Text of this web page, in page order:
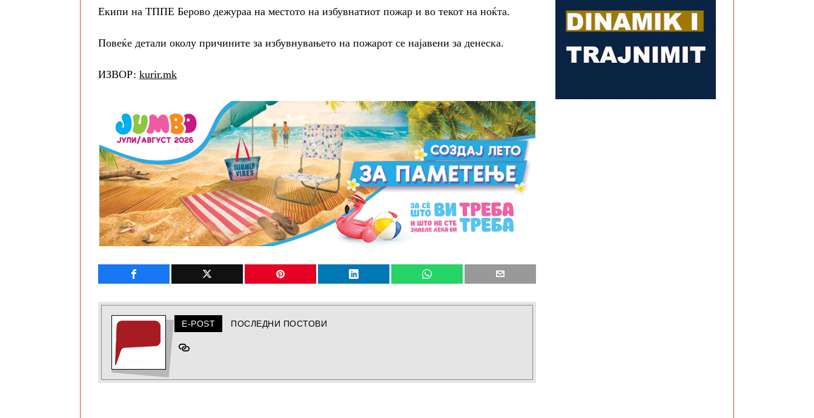
Екипи на ТППЕ Берово дежураа на местото на избувнатиот пожар и во текот на ноќта.
Повеќе детали околу причините за избувнувањето на пожарот се најавени за денеска.
ИЗВОР: kurir.mk
E-POST ПОСЛЕДНИ ПОСТОВИ